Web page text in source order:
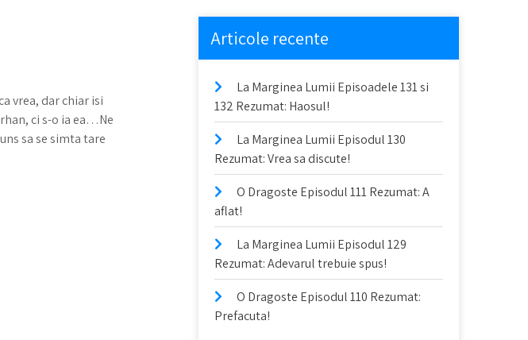
vrea, dar chiar isi
ci s-o ia ea…Ne
sa se simta tare
Articole recente
La Marginea Lumii Episoadele 131 si
132 Rezumat: Haosul!
La Marginea Lumii Episodul 130
Rezumat: Vrea sa discute!
O Dragoste Episodul 111 Rezumat: A
aflat!
La Marginea Lumii Episodul 129
Rezumat: Adevarul trebuie spus!
O Dragoste Episodul 110 Rezumat:
Prefacuta!